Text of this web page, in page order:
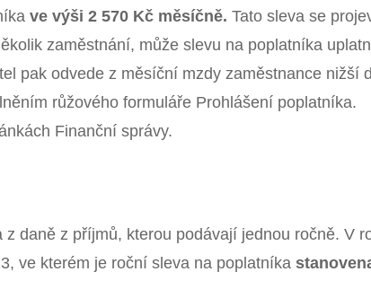
ve výši 2 570 Kč měsíčně. Tato sleva se
zaměstnání, může slevu na poplatníka
pak odvede z měsíční mzdy zaměstnance nižší
růžového formuláře Prohlášení poplatníka.
Finanční správy.
daně z příjmů, kterou podávají jednou ročně. V
ve kterém je roční sleva na poplatníka